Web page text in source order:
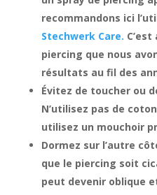
recommandons ici
Stechwerk Care.
piercing que nous
résultats au fil des
Évitez de toucher ou
N’utilisez pas de
utilisez un mouchoir
Dormez sur l’autre
que le piercing soit
peut devenir oblique